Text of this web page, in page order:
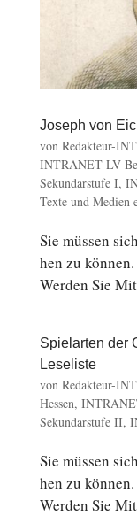
Joseph von
von Redakteur-
INTRANET LV
Sekundarstufe I,
Texte und Medien
Sie müssen
hen zu
Werden Sie
Spielarten der
Leseliste
von Redakteur-
Hessen,
Sekundarstufe II,
Sie müssen
hen zu
Werden Sie